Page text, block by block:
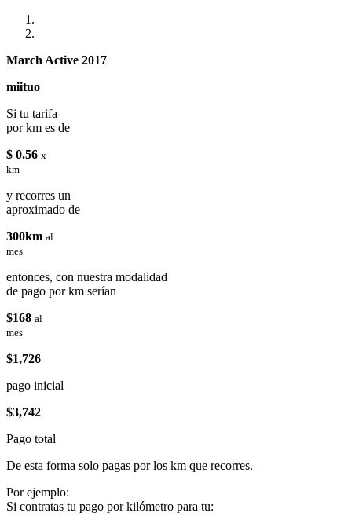
March Active 2017
miituo
Si tu tarifa
por km es de
$ 0.56 x
km
y recorres un
aproximado de
300km al
mes
entonces, con nuestra modalidad
de pago por km serían
$168 al
mes
$1,726
pago inicial
$3,742
Pago total
De esta forma solo pagas por los km que recorres.
Por ejemplo:
Si contratas tu pago por kilómetro para tu: